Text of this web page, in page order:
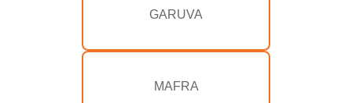
GARUVA
MAFRA